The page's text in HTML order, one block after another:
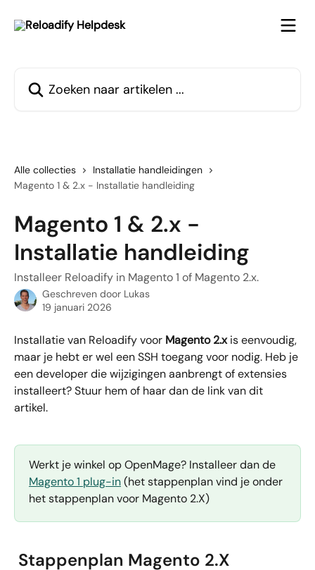
Alle collecties
Installatie handleidingen
Magento 1 & 2.x - Installatie handleiding
Magento 1 & 2.x -
Installatie handleiding
Installeer Reloadify in Magento 1 of Magento 2.x.
Geschreven door Lukas
19 januari 2026
Installatie van Reloadify voor Magento 2.x is eenvoudig,
maar je hebt er wel een SSH toegang voor nodig. Heb je
een developer die wijzigingen aanbrengt of extensies
installeert? Stuur hem of haar dan de link van dit
artikel.
Werkt je winkel op OpenMage? Installeer dan de
Magento 1 plug-in (het stappenplan vind je onder
het stappenplan voor Magento 2.X)
Stappenplan Magento 2.X